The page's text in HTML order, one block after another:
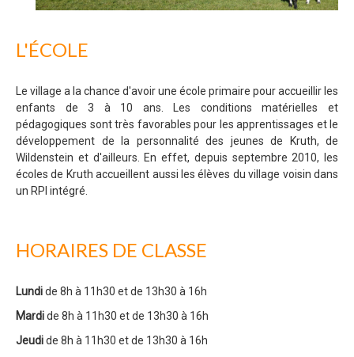
L'ÉCOLE
Le village a la chance d'avoir une école primaire pour accueillir les
enfants de 3 à 10 ans. Les conditions matérielles et
pédagogiques sont très favorables pour les apprentissages et le
développement de la personnalité des jeunes de Kruth, de
Wildenstein et d'ailleurs. En effet, depuis septembre 2010, les
écoles de Kruth accueillent aussi les élèves du village voisin dans
un RPI intégré.
HORAIRES DE CLASSE
Lundide 8h à 11h30 et de 13h30 à 16h
Mardide 8h à 11h30 et de 13h30 à 16h
Jeudide 8h à 11h30 et de 13h30 à 16h